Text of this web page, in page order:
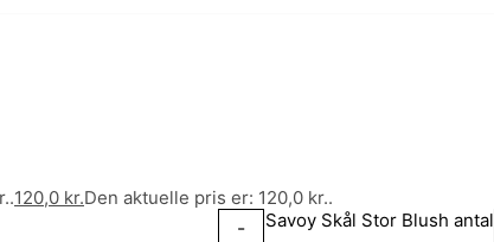
120,0 kr.Den aktuelle pris er: 120,0 kr..
- Savoy Skål Stor Blush antal